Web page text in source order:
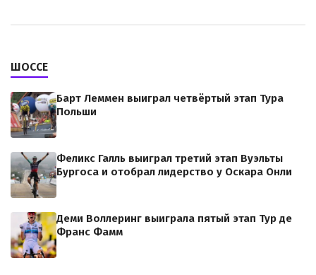
ШОССЕ
Барт Леммен выиграл четвёртый этап Тура
Польши
Феликс Галль выиграл третий этап Вуэльты
Бургоса и отобрал лидерство у Оскара Онли
Деми Воллеринг выиграла пятый этап Тур де
Франс Фамм